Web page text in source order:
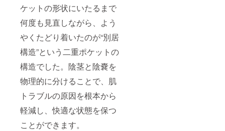
ケットの形状にいたるまで
何度も見直しながら、よう
やくたどり着いたのが“別居
構造”という二重ポケットの
構造でした。陰茎と陰嚢を
物理的に分けることで、肌
トラブルの原因を根本から
軽減し、快適な状態を保つ
ことができます。